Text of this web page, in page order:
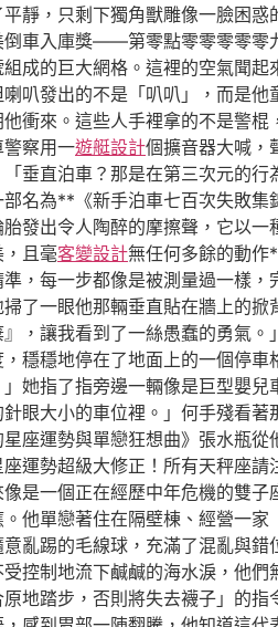
平靜，只剩下獨角獸雕像一臉困
車入庫獎——第零點零零零零
成的巨大網格。這裡的空氣聞
叭發出的不是「叭叭」，而是
衝來。這些人手裡拿的不是警
察用一遊艇設計個擴音器大喊，
「垂直泊車？那是在第三次元的
名為**《新手泊車七百次失敗
發出令人陶醉的摩擦聲，它以
且毫客變設計無任何多餘的動作
，每一步都像是被測量過一樣
了一眼他那輛垂直貼在牆上的
讓我看到了一絲愚蠢的勇氣
穩穩地停在了地面上的一個
她指了指旁邊一輛像是巨型嬰
眼大小的車位裡。」何手殘看
座運勢與單戀狂想曲》張水瓶
運勢超級大修正！所有天秤座
是一個正在經歷中年危機的雙
他單戀著住在隔壁棟、經營一
亂踢的毛線球，充滿了混亂與
控制地流下鹹鹹的海水淚，他
地踏步，否則將失去襪子」的